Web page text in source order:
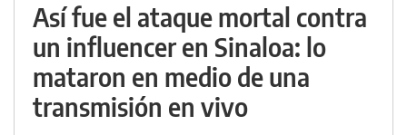
Así fue el ataque mortal contra
un influencer en Sinaloa: lo
mataron en medio de una
transmisión en vivo